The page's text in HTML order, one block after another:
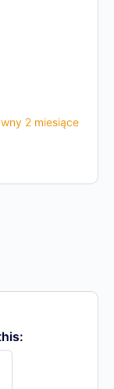
2 miesiące